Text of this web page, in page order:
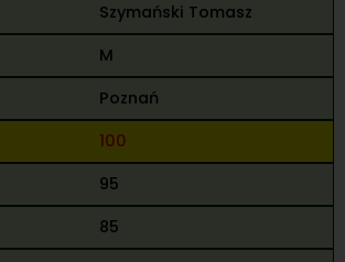
Szymański Tomasz
M
Poznań
100
95
85